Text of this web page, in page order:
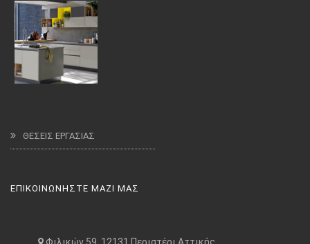
ΘΕΣΕΙΣ ΕΡΓΑΣΙΑΣ
ΕΠΙΚΟΙΝΩΝΗΣΤΕ ΜΑΖΙ ΜΑΣ
Φιλικών 59, 12131 Περιστέρι Αττικής